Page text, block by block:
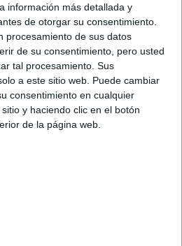
información más detallada y
de otorgar su consentimiento.
procesamiento de sus datos
de su consentimiento, pero usted
tal procesamiento. Sus
a este sitio web. Puede cambiar
consentimiento en cualquier
y haciendo clic en el botón
de la página web.
*
preguntas que te gustaría que te
precios, plazas